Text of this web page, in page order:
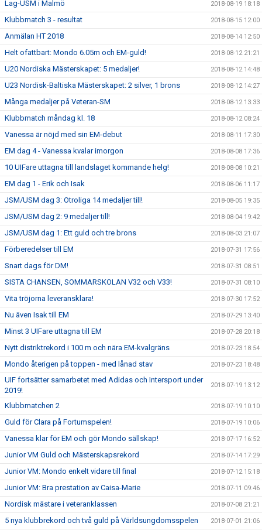
Lag-USM i Malmö 2018-08-19 18:18
Klubbmatch 3 - resultat 2018-08-15 12:00
Anmälan HT 2018 2018-08-14 12:50
Helt ofattbart: Mondo 6.05m och EM-guld! 2018-08-12 21:21
U20 Nordiska Mästerskapet: 5 medaljer! 2018-08-12 14:48
U23 Nordisk-Baltiska Mästerskapet: 2 silver, 1 brons 2018-08-12 14:27
Många medaljer på Veteran-SM 2018-08-12 13:33
Klubbmatch måndag kl. 18 2018-08-12 08:24
Vanessa är nöjd med sin EM-debut 2018-08-11 17:30
EM dag 4 - Vanessa kvalar imorgon 2018-08-08 17:36
10 UIFare uttagna till landslaget kommande helg! 2018-08-08 10:21
EM dag 1 - Erik och Isak 2018-08-06 11:17
JSM/USM dag 3: Otroliga 14 medaljer till! 2018-08-05 19:35
JSM/USM dag 2: 9 medaljer till! 2018-08-04 19:42
JSM/USM dag 1: Ett guld och tre brons 2018-08-03 21:07
Förberedelser till EM 2018-07-31 17:56
Snart dags för DM! 2018-07-31 08:51
SISTA CHANSEN, SOMMARSKOLAN V32 och V33! 2018-07-31 08:10
Vita tröjorna leveransklara! 2018-07-30 17:52
Nu även Isak till EM 2018-07-29 13:40
Minst 3 UIFare uttagna till EM 2018-07-28 20:18
Nytt distriktrekord i 100 m och nära EM-kvalgräns 2018-07-23 18:54
Mondo återigen på toppen - med lånad stav 2018-07-23 18:48
UIF fortsätter samarbetet med Adidas och Intersport under
2019!
2018-07-19 13:12
Klubbmatchen 2 2018-07-19 10:10
Guld för Clara på Fortumspelen! 2018-07-19 10:06
Vanessa klar för EM och gör Mondo sällskap! 2018-07-17 16:52
Junior VM Guld och Mästerskapsrekord 2018-07-14 17:29
Junior VM: Mondo enkelt vidare till final 2018-07-12 15:18
Junior VM: Bra prestation av Caisa-Marie 2018-07-11 09:46
Nordisk mästare i veteranklassen 2018-07-08 21:21
5 nya klubbrekord och två guld på Världsungdomsspelen 2018-07-01 21:06